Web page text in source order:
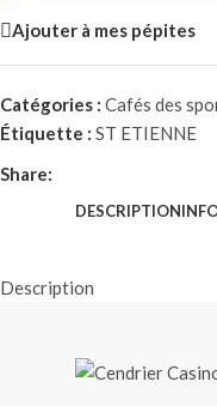
Ajouter à mes pépites
Catégories : Cafés des
Étiquette : ST ETIENNE
Share:
DESCRIPTION
Description